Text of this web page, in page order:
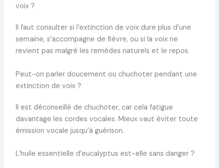
voix ?
Il faut consulter si l’extinction de voix dure plus d’une
semaine, s’accompagne de fièvre, ou si la voix ne
revient pas malgré les remèdes naturels et le repos.
Peut-on parler doucement ou chuchoter pendant une
extinction de voix ?
Il est déconseillé de chuchoter, car cela fatigue
davantage les cordes vocales. Mieux vaut éviter toute
émission vocale jusqu’à guérison.
L’huile essentielle d’eucalyptus est-elle sans danger ?